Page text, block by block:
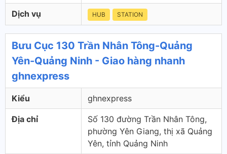
Dịch vụ HUB STATION
Bưu Cục 130 Trần Nhân Tông-Quảng
Yên-Quảng Ninh - Giao hàng nhanh
ghnexpress
Kiểu ghnexpress
Địa chỉ
Số 130 đường Trần Nhân Tông,
phường Yên Giang, thị xã Quảng
Yên, tỉnh Quảng Ninh